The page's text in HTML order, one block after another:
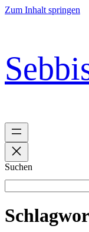
Zum Inhalt springen
Suchen